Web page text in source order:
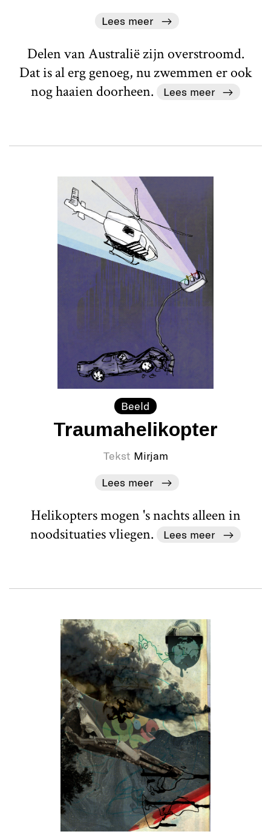
Lees meer
Delen van Australië zijn overstroomd.
Dat is al erg genoeg, nu zwemmen er ook
nog haaien doorheen.
Lees meer
Beeld
Traumahelikopter
Tekst Mirjam
Lees meer
Helikopters mogen 's nachts alleen in
noodsituaties vliegen.
Lees meer